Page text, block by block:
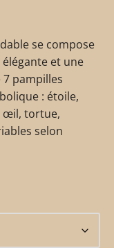
se compose
et une
pampilles
: étoile,
œil, tortue,
selon